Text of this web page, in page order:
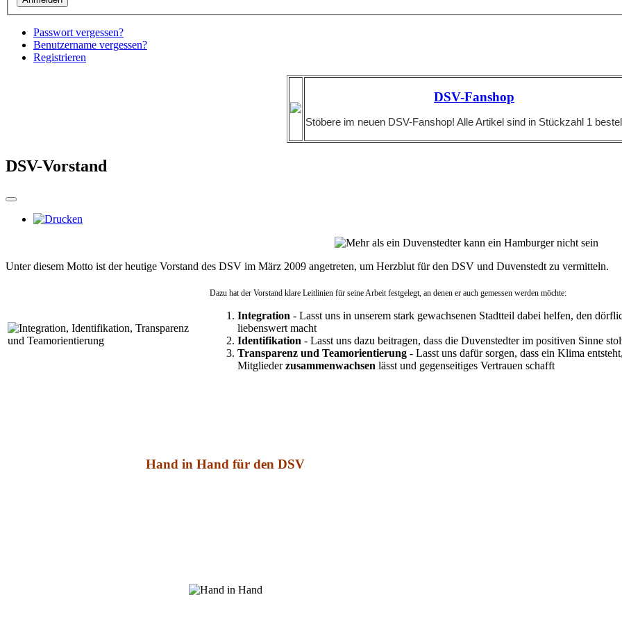
Passwort vergessen?
Benutzername vergessen?
Registrieren
DSV-Fanshop
Stöbere im neuen DSV-Fanshop! Alle Artikel sind in Stückzahl 1
DSV-Vorstand
Unter diesem Motto ist der heutige Vorstand des DSV im März 2009 angetreten, um Herzblut für den DSV und Duvenstedt zu vermitteln.
Dazu hat der Vorstand klare Leitlinien für seine Arbeit festgelegt, an denen er auch gemessen werden möchte:
Integration - Lasst uns in unserem stark gewachsenen Stadtteil dabei helfen, den
liebenswert macht
Identifikation - Lasst uns dazu beitragen, dass die Duvenstedter im positiven Sinne
Transparenz und Teamorientierung - Lasst uns dafür sorgen, dass ein Klima
Mitgliederzusammenwachsen lässt und gegenseitiges Vertrauen schafft
Hand in Hand für den DSV